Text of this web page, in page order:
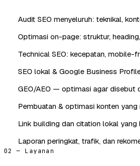
Audit SEO menyeluruh: teknikal,
Optimasi on-page: struktur,
Technical SEO: kecepatan, mobile-
SEO lokal & Google Business
GEO/AEO — optimasi agar disebut
Pembuatan & optimasi konten
Link building dan citation lokal yang
Laporan peringkat, trafik, dan
02 — Layanan